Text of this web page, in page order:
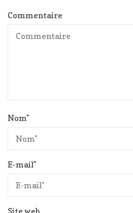
Commentaire
Nom*
E-mail*
Site web